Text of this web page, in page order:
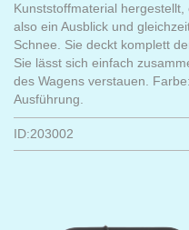
Kunststoffmaterial
also ein Ausblick und
Schnee. Sie deckt komplett
Sie lässt sich einfach
des Wagens verstauen.
Ausführung.
ID:203002